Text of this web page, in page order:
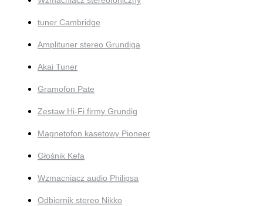
tuner Cambridge
Amplituner stereo Grundiga
Akai Tuner
Gramofon Pate
Zestaw Hi-Fi firmy Grundig
Magnetofon kasetowy Pioneer
Głośnik Kefa
Wzmacniacz audio Philipsa
Odbiornik stereo Nikko